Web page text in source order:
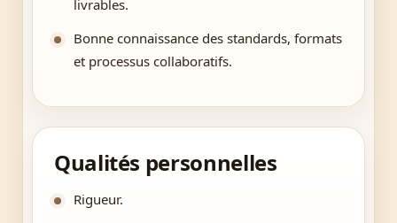
livrables.
Bonne connaissance des standards, formats
et processus collaboratifs.
Qualités personnelles
Rigueur.